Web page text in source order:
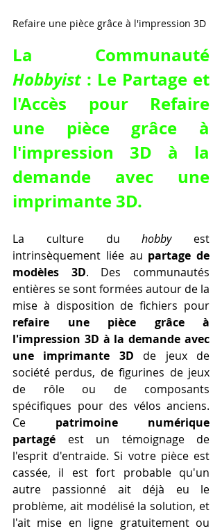
Refaire une pièce grâce à l'impression 3D
Hobbyist : Le Partage et
l'Accès pour Refaire
une pièce grâce à
l'impression 3D à la
demande avec une
imprimante 3D.
La culture du hobby est
intrinsèquement liée au partage de
modèles 3D. Des communautés
entières se sont formées autour de la
refaire une pièce grâce à
l'impression 3D à la demande avec
une imprimante 3D de jeux de
société perdus, de figurines de jeux
de rôle ou de composants
spécifiques pour des vélos anciens.
Ce patrimoine numérique
partagé est un témoignage de
l'esprit d'entraide. Si votre pièce est
cassée, il est fort probable qu'un
autre passionné ait déjà eu le
problème, ait modélisé la solution, et
l'ait mise en ligne gratuitement ou